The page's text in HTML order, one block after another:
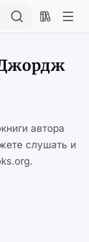
Джордж
автора
слушать и